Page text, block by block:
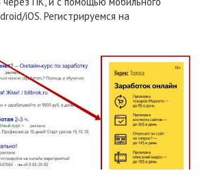
iOS. Регистрируемся на